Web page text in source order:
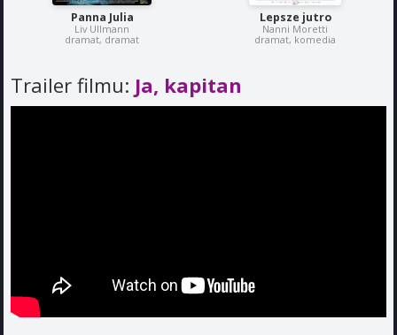
Panna Julia
Liv Ullmann
dramat, dramat
Lepsze jutro
Nanni Moretti
dramat, komedia
Trailer filmu: Ja, kapitan